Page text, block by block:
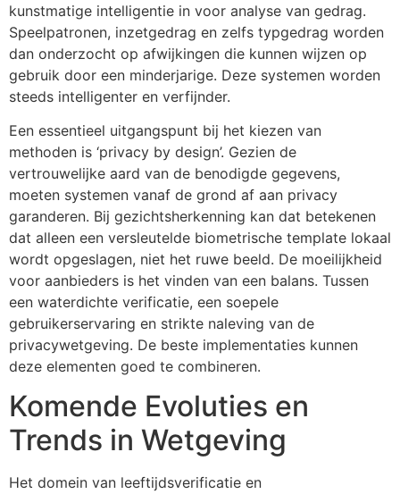
kunstmatige intelligentie in voor analyse van gedrag.
Speelpatronen, inzetgedrag en zelfs typgedrag worden
dan onderzocht op afwijkingen die kunnen wijzen op
gebruik door een minderjarige. Deze systemen worden
steeds intelligenter en verfijnder.
Een essentieel uitgangspunt bij het kiezen van
methoden is ‘privacy by design’. Gezien de
vertrouwelijke aard van de benodigde gegevens,
moeten systemen vanaf de grond af aan privacy
garanderen. Bij gezichtsherkenning kan dat betekenen
dat alleen een versleutelde biometrische template lokaal
wordt opgeslagen, niet het ruwe beeld. De moeilijkheid
voor aanbieders is het vinden van een balans. Tussen
een waterdichte verificatie, een soepele
gebruikerservaring en strikte naleving van de
privacywetgeving. De beste implementaties kunnen
deze elementen goed te combineren.
Komende Evoluties en
Trends in Wetgeving
Het domein van leeftijdsverificatie en